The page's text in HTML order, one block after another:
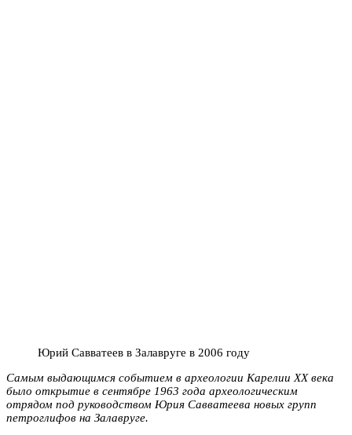
Юрий Савватеев в Залавруге в 2006 году
Самым выдающимся событием в археологии Карелии XX века
было открытие в сентябре 1963 года археологическим
отрядом под руководством Юрия Савватеева новых групп
петроглифов на Залавруге.